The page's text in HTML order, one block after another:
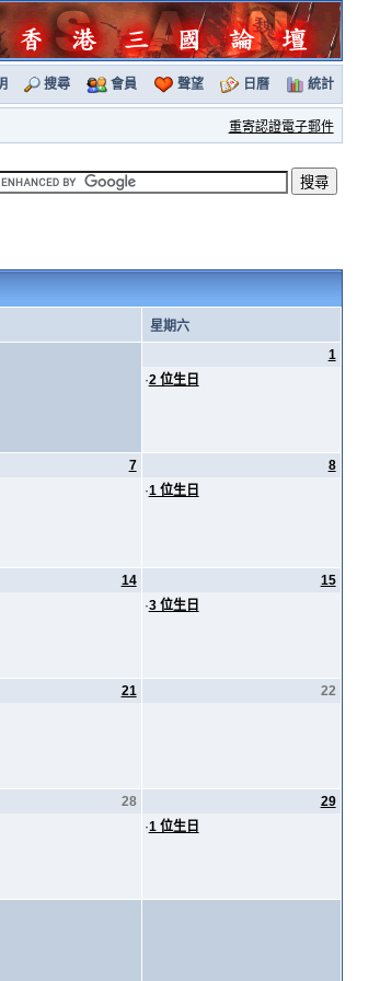
搜尋 會員 聲望 日曆 統計
重寄認證電子郵件
星期六
1
·2 位生日
7
8
·1 位生日
14
15
·3 位生日
21
22
28
29
·1 位生日